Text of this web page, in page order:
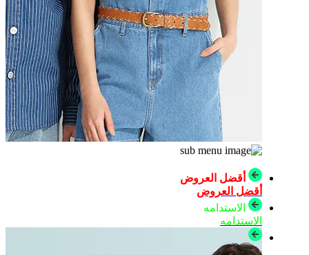
أقضل العروض
أقضل العروض
الاستدامه
الاستدامه